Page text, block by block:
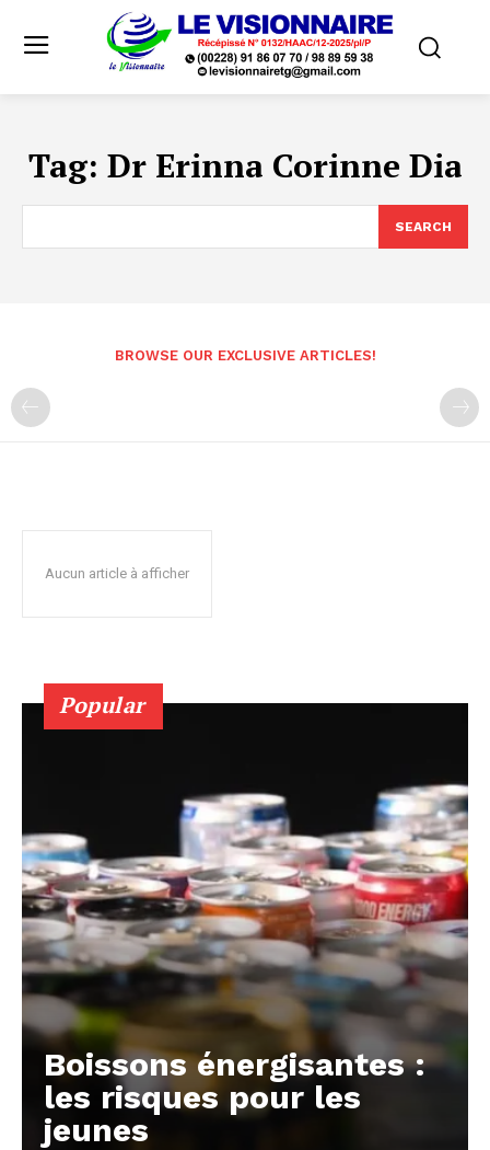
Tag: Dr Erinna Corinne Dia
SEARCH
BROWSE OUR EXCLUSIVE ARTICLES!
Aucun article à afficher
Popular
Boissons énergisantes :
les risques pour les
jeunes